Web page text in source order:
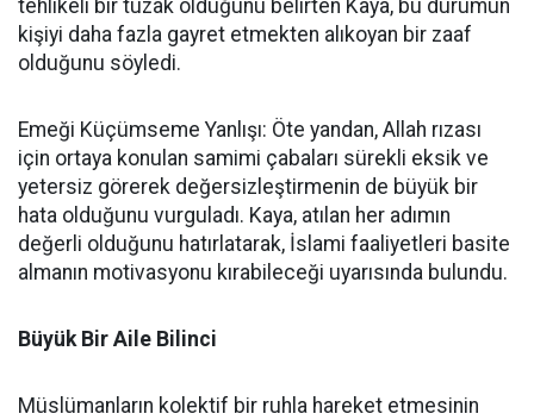
tehlikeli bir tuzak olduğunu belirten Kaya, bu durumun
kişiyi daha fazla gayret etmekten alıkoyan bir zaaf
olduğunu söyledi.
Emeği Küçümseme Yanlışı: Öte yandan, Allah rızası
için ortaya konulan samimi çabaları sürekli eksik ve
yetersiz görerek değersizleştirmenin de büyük bir
hata olduğunu vurguladı. Kaya, atılan her adımın
değerli olduğunu hatırlatarak, İslami faaliyetleri basite
almanın motivasyonu kırabileceği uyarısında bulundu.
Büyük Bir Aile Bilinci
Müslümanların kolektif bir ruhla hareket etmesinin